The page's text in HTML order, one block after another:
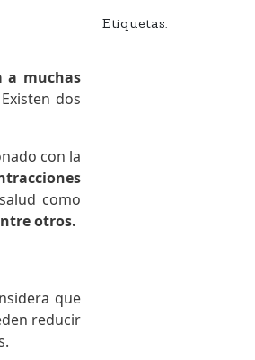
a muchas
Existen dos
con la
como
otros.
que
reducir
Etiquetas: